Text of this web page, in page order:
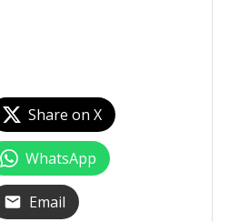
Share on X
WhatsApp
Email